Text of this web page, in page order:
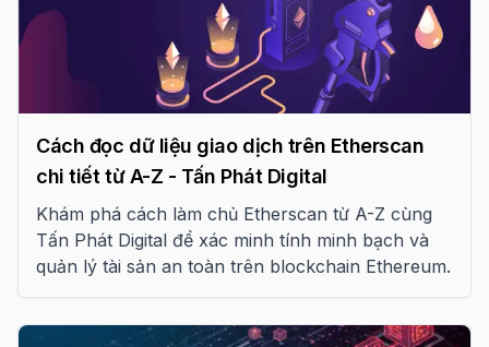
Cách đọc dữ liệu giao dịch trên Etherscan
chi tiết từ A-Z - Tấn Phát Digital
Khám phá cách làm chủ Etherscan từ A-Z cùng
Tấn Phát Digital để xác minh tính minh bạch và
quản lý tài sản an toàn trên blockchain Ethereum.